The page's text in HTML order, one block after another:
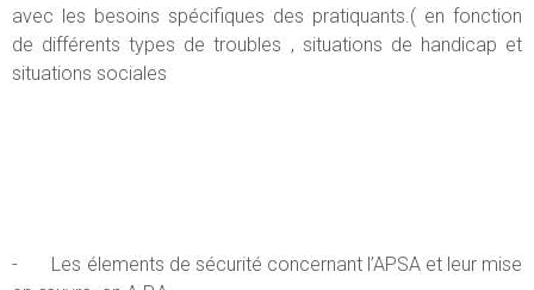
avec les besoins spécifiques des pratiquants.( en fonction
de différents types de troubles , situations de handicap et
situations sociales
- Les élements de sécurité concernant l’APSA et leur mise